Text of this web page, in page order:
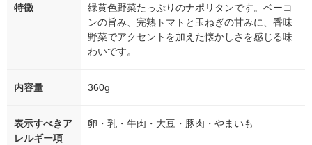
特徴
緑黄色野菜たっぷりのナポリタンです。ベーコ
ンの旨み、完熟トマトと玉ねぎの甘みに、香味
野菜でアクセントを加えた懐かしさを感じる味
わいです。
内容量 360g
表示すべきア
レルギー項
卵・乳・牛肉・大豆・豚肉・やまいも